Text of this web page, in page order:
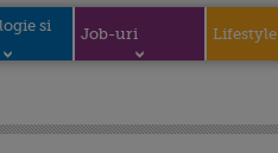
si
Job-uri Lifestyle